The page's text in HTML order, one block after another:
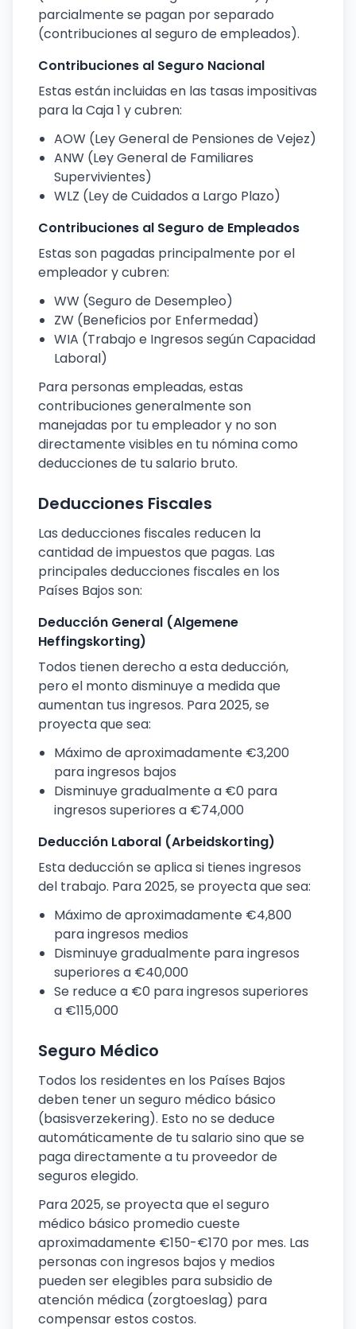
parcialmente se pagan por separado
(contribuciones al seguro de empleados).
Contribuciones al Seguro Nacional
Estas están incluidas en las tasas impositivas
para la Caja 1 y cubren:
AOW (Ley General de Pensiones de Vejez)
ANW (Ley General de Familiares
Supervivientes)
WLZ (Ley de Cuidados a Largo Plazo)
Contribuciones al Seguro de Empleados
Estas son pagadas principalmente por el
empleador y cubren:
WW (Seguro de Desempleo)
ZW (Beneficios por Enfermedad)
WIA (Trabajo e Ingresos según Capacidad
Laboral)
Para personas empleadas, estas
contribuciones generalmente son
manejadas por tu empleador y no son
directamente visibles en tu nómina como
deducciones de tu salario bruto.
Deducciones Fiscales
Las deducciones fiscales reducen la
cantidad de impuestos que pagas. Las
principales deducciones fiscales en los
Países Bajos son:
Deducción General (Algemene
Heffingskorting)
Todos tienen derecho a esta deducción,
pero el monto disminuye a medida que
aumentan tus ingresos. Para 2025, se
proyecta que sea:
Máximo de aproximadamente €3,200
para ingresos bajos
Disminuye gradualmente a €0 para
ingresos superiores a €74,000
Deducción Laboral (Arbeidskorting)
Esta deducción se aplica si tienes ingresos
del trabajo. Para 2025, se proyecta que sea:
Máximo de aproximadamente €4,800
para ingresos medios
Disminuye gradualmente para ingresos
superiores a €40,000
Se reduce a €0 para ingresos superiores
a €115,000
Seguro Médico
Todos los residentes en los Países Bajos
deben tener un seguro médico básico
(basisverzekering). Esto no se deduce
automáticamente de tu salario sino que se
paga directamente a tu proveedor de
seguros elegido.
Para 2025, se proyecta que el seguro
médico básico promedio cueste
aproximadamente €150-€170 por mes. Las
personas con ingresos bajos y medios
pueden ser elegibles para subsidio de
atención médica (zorgtoeslag) para
compensar estos costos.